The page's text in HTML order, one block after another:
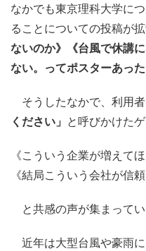
なかでも東京理科大学に
ることについての投稿が拡
ないのか》《台風で休講
ない。ってポスターあった
そうしたなかで、利用者
ください」
と呼びかけた
《こういう企業が増えてほ
《結局こういう会社が信頼
と共感の声が集まってい
近年は大型台風や豪雨に